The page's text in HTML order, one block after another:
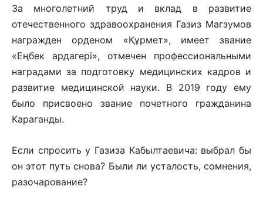
За многолетний труд и вклад в развитие
отечественного здравоохранения Газиз Магзумов
награжден орденом «Құрмет», имеет звание
«Еңбек ардагері», отмечен профессиональными
наградами за подготовку медицинских кадров и
развитие медицинской науки. В 2019 году ему
было присвоено звание почетного гражданина
Караганды.
Если спросить у Газиза Кабылтаевича: выбрал бы
он этот путь снова? Были ли усталость, сомнения,
разочарование?